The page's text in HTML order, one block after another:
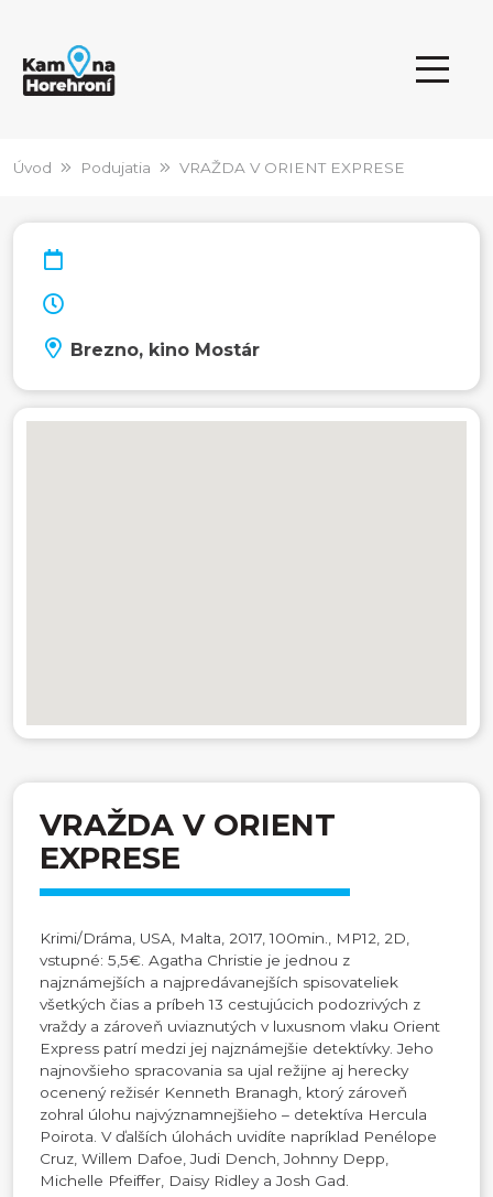
Úvod Podujatia VRAŽDA V ORIENT EXPRESE
Brezno, kino Mostár
VRAŽDA V ORIENT
EXPRESE
Krimi/Dráma, USA, Malta, 2017, 100min., MP12, 2D,
vstupné: 5,5€. Agatha Christie je jednou z
najznámejších a najpredávanejších spisovateliek
všetkých čias a príbeh 13 cestujúcich podozrivých z
vraždy a zároveň uviaznutých v luxusnom vlaku Orient
Express patrí medzi jej najznámejšie detektívky. Jeho
najnovšieho spracovania sa ujal režijne aj herecky
ocenený režisér Kenneth Branagh, ktorý zároveň
zohral úlohu najvýznamnejšieho – detektíva Hercula
Poirota. V ďalších úlohách uvidíte napríklad Penélope
Cruz, Willem Dafoe, Judi Dench, Johnny Depp,
Michelle Pfeiffer, Daisy Ridley a Josh Gad.